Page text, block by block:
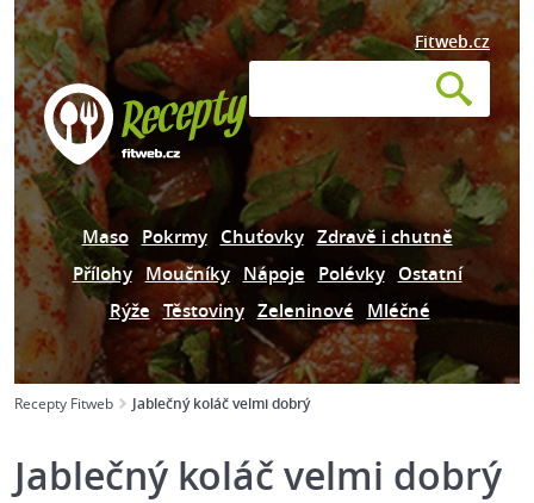
Fitweb.cz
Maso Pokrmy Chuťovky Zdravě i chutně
Přílohy Moučníky Nápoje Polévky Ostatní
Rýže Těstoviny Zeleninové Mléčné
Recepty Fitweb Jablečný koláč velmi dobrý
Jablečný koláč velmi dobrý